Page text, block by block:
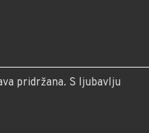
pridržana. S ljubavlju